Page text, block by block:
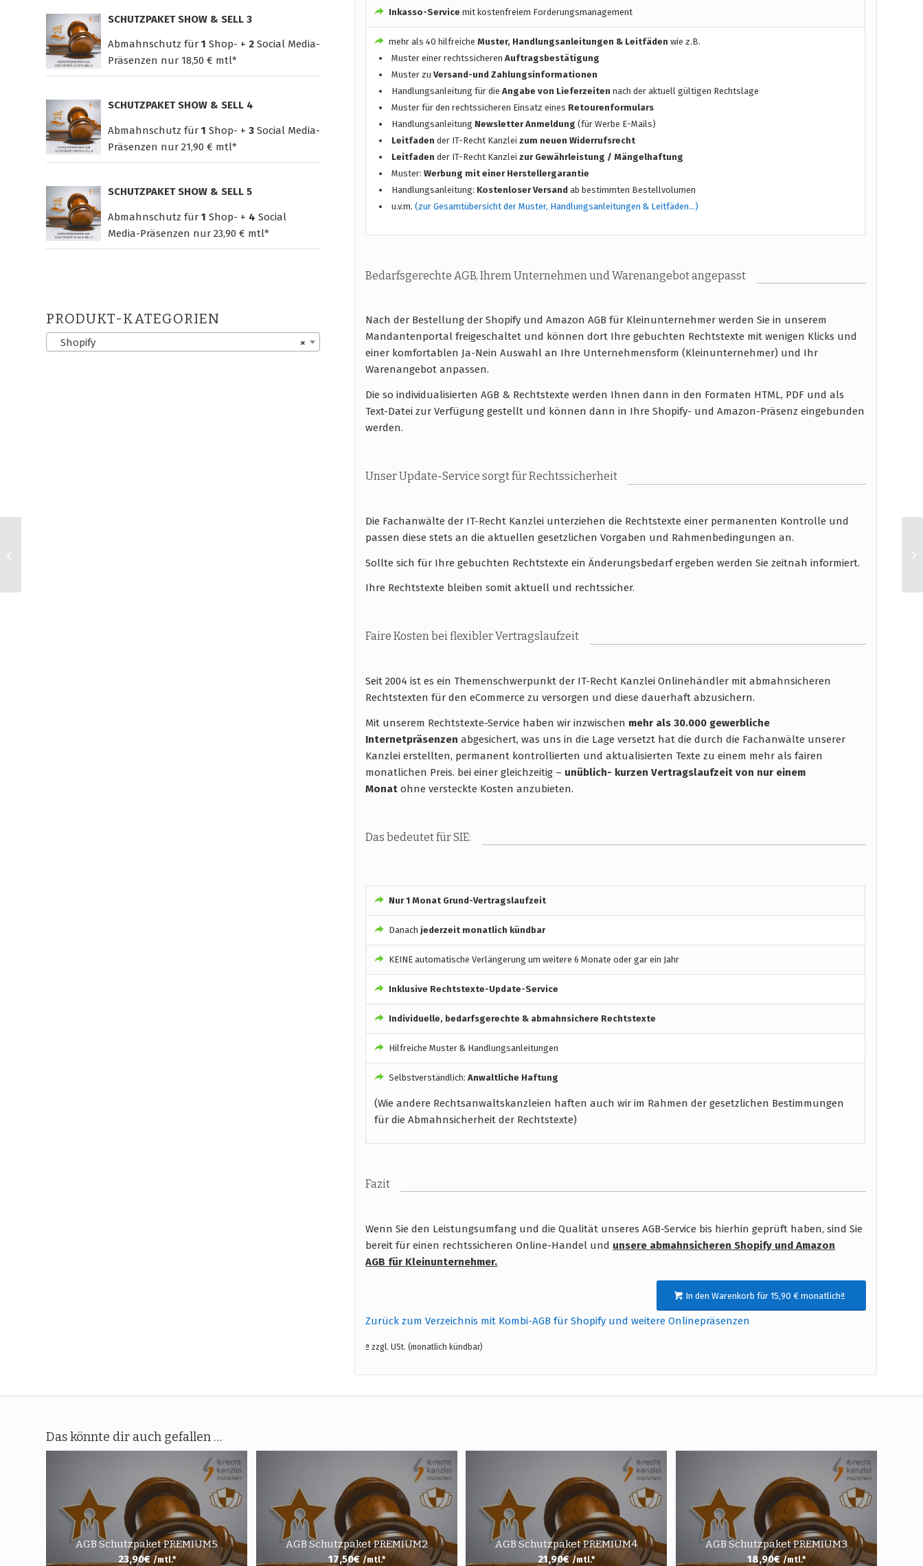
SCHUTZPAKET SHOW & SELL 3
Abmahnschutz für 1 Shop- + 2 Social Media-
Präsenzen nur 18,50 € mtl*
SCHUTZPAKET SHOW & SELL 4
Abmahnschutz für 1 Shop- + 3 Social Media-
Präsenzen nur 21,90 € mtl*
SCHUTZPAKET SHOW & SELL 5
Abmahnschutz für 1 Shop- + 4 Social
Media-Präsenzen nur 23,90 € mtl*
PRODUKT-KATEGORIEN
×
Shopify
Inkasso-Service mit kostenfreiem Forderungsmanagement
mehr als 40 hilfreiche Muster, Handlungsanleitungen & Leitfäden wie z.B.
Muster einer rechtssicherenAuftragsbestätigung
Muster zuVersand-und Zahlungsinformationen
Handlungsanleitung für dieAngabe von Lieferzeiten nach der aktuell gültigen Rechtslage
Muster für den rechtssicheren Einsatz eines Retourenformulars
Handlungsanleitung Newsletter Anmeldung(für Werbe E-Mails)
Leitfaden der IT-Recht Kanzleizum neuen Widerrufsrecht
Leitfaden der IT-Recht Kanzleizur Gewährleistung / Mängelhaftung
Muster:Werbung mit einer Herstellergarantie
Handlungsanleitung: Kostenloser Versand ab bestimmten Bestellvolumen
u.v.m.(zur Gesamtübersicht der Muster, Handlungsanleitungen & Leitfäden…)
Bedarfsgerechte AGB, Ihrem Unternehmen und Warenangebot angepasst
Nach der Bestellung der Shopify und Amazon AGB für Kleinunternehmer werden Sie in unserem
Mandantenportal freigeschaltet und können dort Ihre gebuchten Rechtstexte mit wenigen Klicks und
einer komfortablen Ja-Nein Auswahl an Ihre Unternehmensform (Kleinunternehmer) und Ihr
Warenangebot anpassen.
Die so individualisierten AGB & Rechtstexte werden Ihnen dann in den Formaten HTML, PDF und als
Text-Datei zur Verfügung gestellt und können dann in Ihre Shopify- und Amazon-Präsenz eingebunden
werden.
Unser Update-Service sorgt für Rechtssicherheit
Die Fachanwälte der IT-Recht Kanzlei unterziehen die Rechtstexte einer permanenten Kontrolle und
passen diese stets an die aktuellen gesetzlichen Vorgaben und Rahmenbedingungen an.
Sollte sich für Ihre gebuchten Rechtstexte ein Änderungsbedarf ergeben werden Sie zeitnah informiert.
Ihre Rechtstexte bleiben somit aktuell und rechtssicher.
Faire Kosten bei flexibler Vertragslaufzeit
Seit 2004 ist es ein Themenschwerpunkt der IT-Recht Kanzlei Onlinehändler mit abmahnsicheren
Rechtstexten für den eCommerce zu versorgen und diese dauerhaft abzusichern.
Mit unserem Rechtstexte-Service haben wir inzwischen mehr als 30.000 gewerbliche
Internetpräsenzen abgesichert, was uns in die Lage versetzt hat die durch die Fachanwälte unserer
Kanzlei erstellten, permanent kontrollierten und aktualisierten Texte zu einem mehr als fairen
monatlichen Preis. bei einer gleichzeitig – unüblich- kurzen Vertragslaufzeit von nur einem
Monatohne versteckte Kosten anzubieten.
Das bedeutet für SIE:
Nur 1 Monat Grund-Vertragslaufzeit
Danach jederzeit monatlich kündbar
KEINE automatische Verlängerung um weitere 6 Monate oder gar ein Jahr
Inklusive Rechtstexte-Update-Service
Individuelle, bedarfsgerechte & abmahnsichere Rechtstexte
Hilfreiche Muster & Handlungsanleitungen
Selbstverständlich: Anwaltliche Haftung
(Wie andere Rechtsanwaltskanzleien haften auch wir im Rahmen der gesetzlichen Bestimmungen
für die Abmahnsicherheit der Rechtstexte)
Fazit
Wenn Sie den Leistungsumfang und die Qualität unseres AGB-Service bis hierhin geprüft haben, sind Sie
bereit für einen rechtssicheren Online-Handel und unsere abmahnsicheren Shopify und Amazon
AGB für Kleinunternehmer.
In den Warenkorb für 15,90 € monatlichª
Zurück zum Verzeichnis mit Kombi-AGB für Shopify und weitere Onlinepräsenzen
ª zzgl. USt. (monatlich kündbar)
Das könnte dir auch gefallen …
AGB Schutzpaket PREMIUM5
23,90€ /mtl.*
AGB Schutzpaket PREMIUM2
17,50€ /mtl.*
AGB Schutzpaket PREMIUM4
21,90€ /mtl.*
AGB Schutzpaket PREMIUM3
18,90€ /mtl.*